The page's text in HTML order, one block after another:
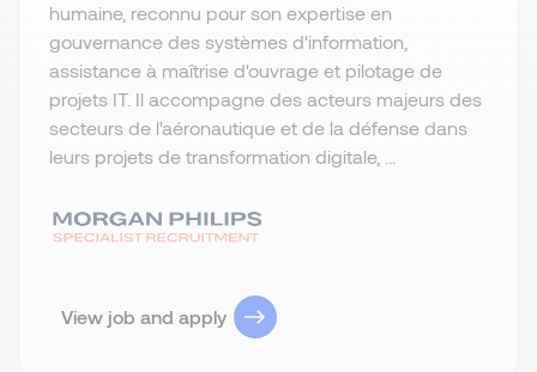
humaine, reconnu pour son expertise en
gouvernance des systèmes d'information,
assistance à maîtrise d'ouvrage et pilotage de
projets IT. Il accompagne des acteurs majeurs des
secteurs de l'aéronautique et de la défense dans
leurs projets de transformation digitale, ...
View job and apply